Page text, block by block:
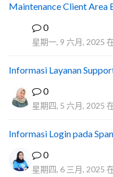
Maintenance Client Area
0
星期一, 9 六月, 2025
Informasi Layanan
0
星期四, 5 六月, 2025
Informasi Login pada
0
星期四, 6 三月, 2025